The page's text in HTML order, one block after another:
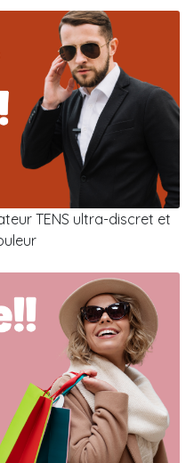
TENS ultra-discret et